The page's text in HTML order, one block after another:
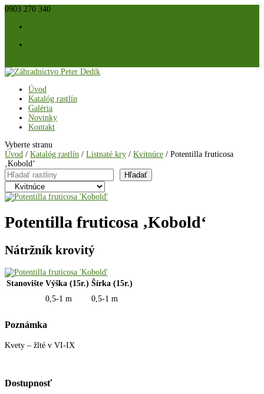
0903 270 340
Úvod
Katalóg rastlín
Galéria
Novinky
Kontakt
Vyberte stranu
Úvod / Katalóg rastlín / Listnaté kry / Kvitnúce / Potentilla fruticosa
‚Kobold‘
Hľadať
Hľadať
Potentilla fruticosa ‚Kobold‘
Nátržník krovitý
Stanovište Výška (15r.) Šírka (15r.)
0,5-1 m
0,5-1 m
Poznámka
Kvety – žlté v VI-IX
Dostupnosť